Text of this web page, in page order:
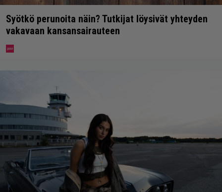
Syötkö perunoita näin? Tutkijat löysivät yhteyden
vakavaan kansansairauteen